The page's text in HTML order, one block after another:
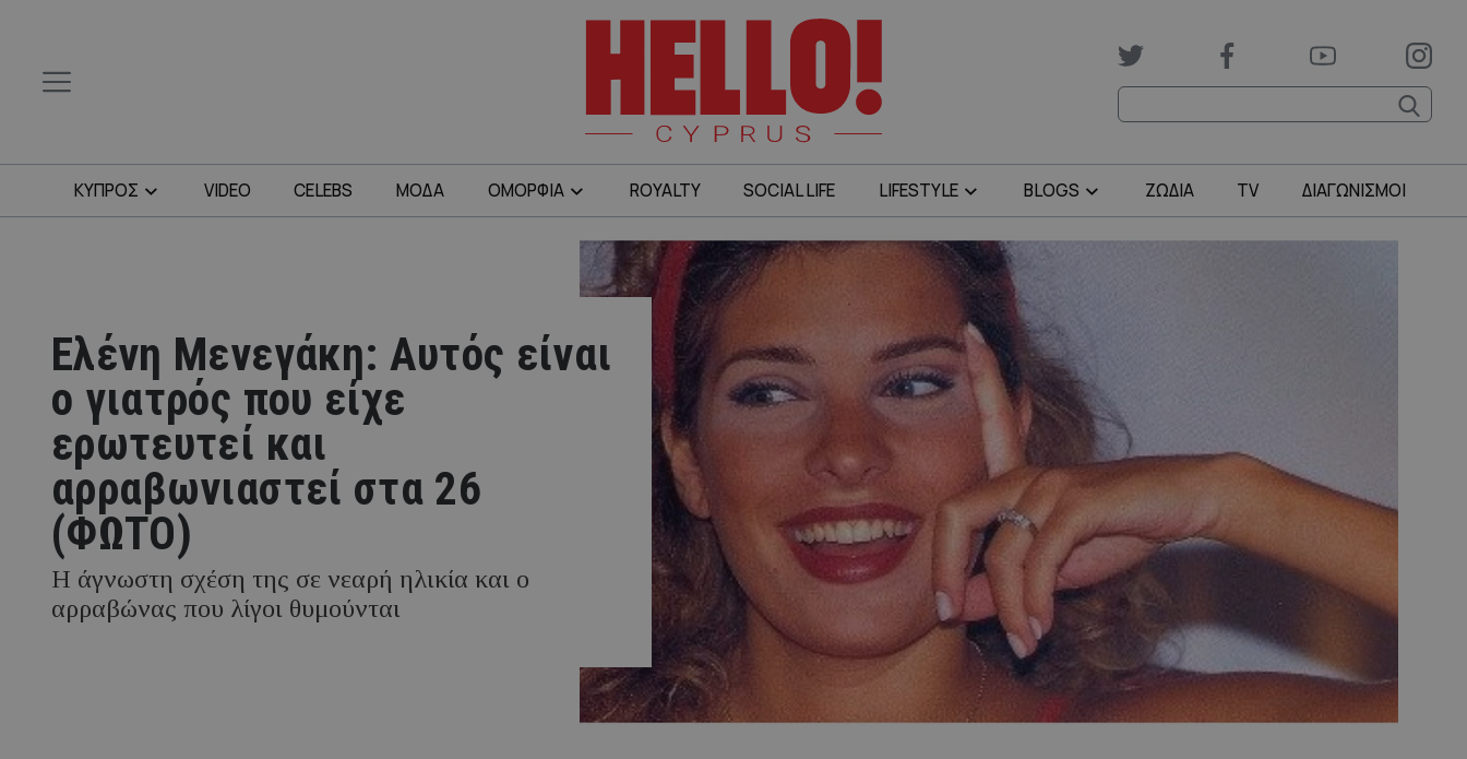
ΚΥΠΡΟΣ VIDEO CELEBS ΜΟΔΑ ΟΜΟΡΦΙΑ ROYALTY SOCIAL LIFE LIFESTYLE BLOGS ΖΩΔΙΑ TV ΔΙΑΓΩΝΙΣΜΟΙ
Ελένη Μενεγάκη: Αυτός είναι
ο γιατρός που είχε
ερωτευτεί και
αρραβωνιαστεί στα 26
(ΦΩΤΟ)
Η άγνωστη σχέση της σε νεαρή ηλικία και ο
αρραβώνας που λίγοι θυμούνται